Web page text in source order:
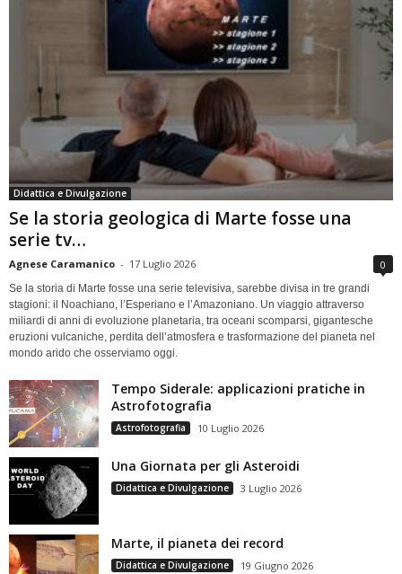
Didattica e Divulgazione
Se la storia geologica di Marte fosse una
serie tv…
Agnese Caramanico - 17 Luglio 2026 0
Se la storia di Marte fosse una serie televisiva, sarebbe divisa in tre grandi
stagioni: il Noachiano, l’Esperiano e l’Amazoniano. Un viaggio attraverso
miliardi di anni di evoluzione planetaria, tra oceani scomparsi, gigantesche
eruzioni vulcaniche, perdita dell’atmosfera e trasformazione del pianeta nel
mondo arido che osserviamo oggi.
Tempo Siderale: applicazioni pratiche in
Astrofotografia
Astrofotografia 10 Luglio 2026
Una Giornata per gli Asteroidi
Didattica e Divulgazione 3 Luglio 2026
Marte, il pianeta dei record
Didattica e Divulgazione 19 Giugno 2026